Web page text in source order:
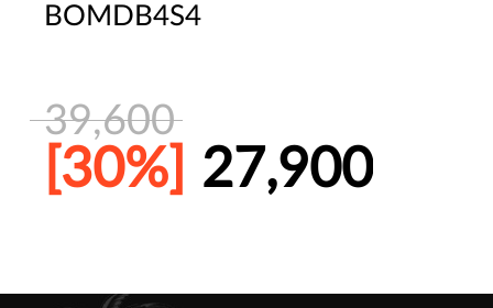
BOMDB4S4
39,600
[30%] 27,900